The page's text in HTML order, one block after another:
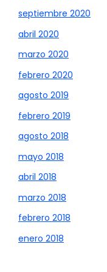
septiembre 2020
abril 2020
marzo 2020
febrero 2020
agosto 2019
febrero 2019
agosto 2018
mayo 2018
abril 2018
marzo 2018
febrero 2018
enero 2018